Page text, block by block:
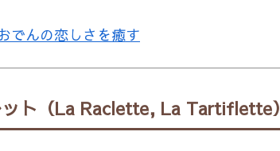
でんの恋しさを癒す
ト（La Raclette, La Tartiflette）